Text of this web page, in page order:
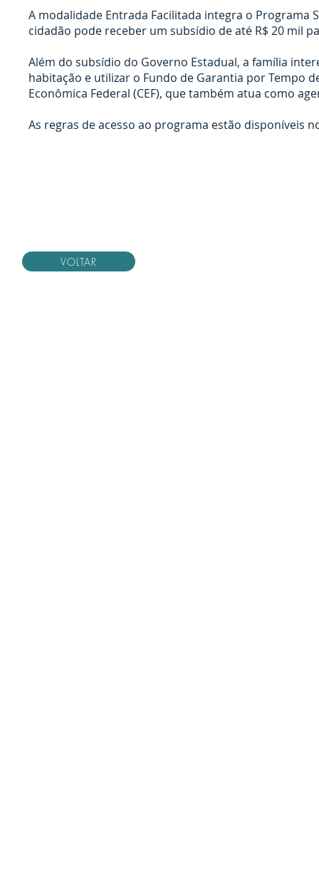
A modalidade Entrada Facilitada integra o Programa
cidadão pode receber um subsídio de até R$ 20 mil
Além do subsídio do Governo Estadual, a família
habitação e utilizar o Fundo de Garantia por Tempo
Econômica Federal (CEF), que também atua como
As regras de acesso ao programa estão disponíveis
VOLTAR